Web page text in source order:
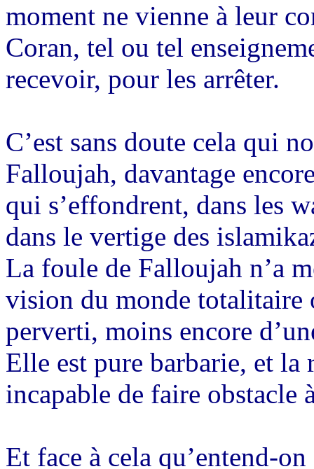
moment ne vienne à leur
Coran, tel ou tel
recevoir, pour les arrêter.
C’est sans doute cela qui
Falloujah, davantage
qui s’effondrent, dans les
dans le vertige des
La foule de Falloujah n’a
vision du monde totalitaire
perverti, moins encore
Elle est pure barbarie, et la
incapable de faire obstacle
Et face à cela qu’entend-